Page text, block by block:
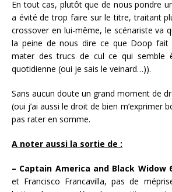
En tout cas, plutôt que de nous pondre
a évité de trop faire sur le titre, traitant
crossover en lui-même, le scénariste va
la peine de nous dire ce que Doop
mater des trucs de cul ce qui semble
quotidienne (oui je sais le veinard…)).
Sans aucun doute un grand moment de
(oui j’ai aussi le droit de bien m’exprimer
pas rater en somme.
A noter aussi la sortie de :
– Captain America and Black Widow
et Francisco Francavilla, pas de